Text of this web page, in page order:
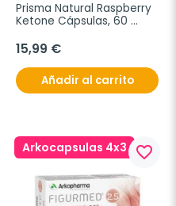
Prisma Natural Raspberry
Ketone Cápsulas, 60
15,99 €
Añadir al carrito
Arkocapsulas 4x3 favorite_border